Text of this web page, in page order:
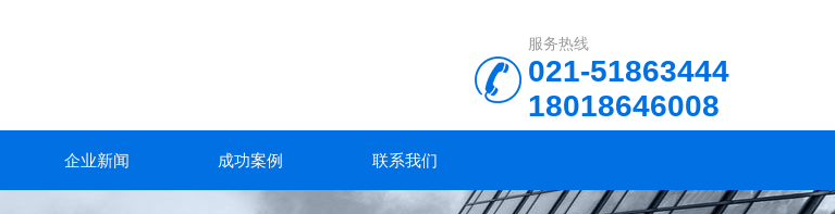
服务热线
021-51863444
18018646008
企业新闻 成功案例 联系我们